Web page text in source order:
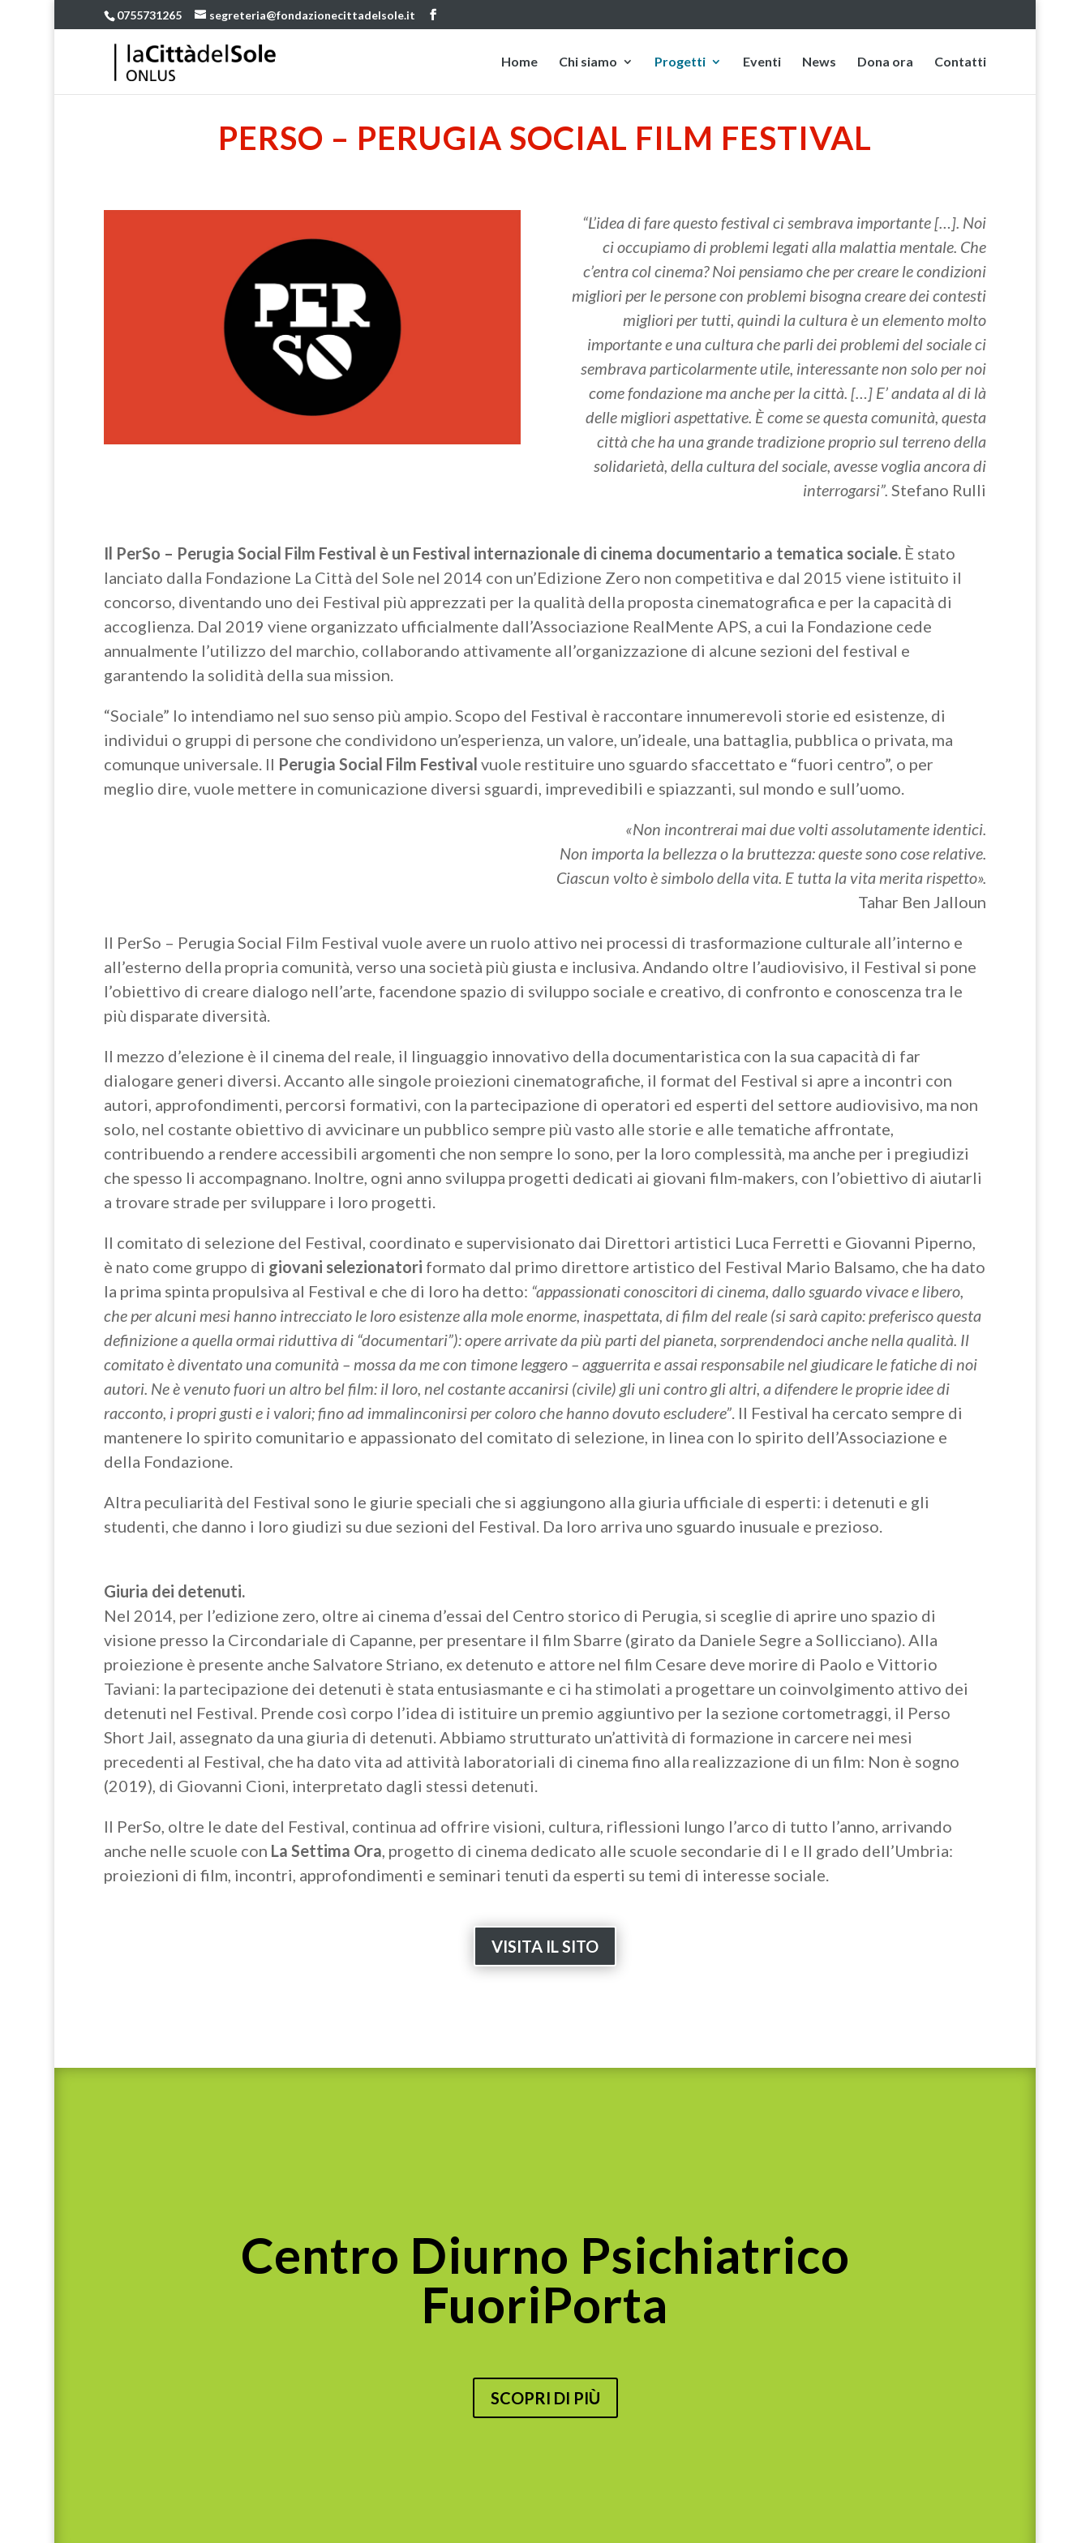
0755731265 segreteria@fondazionecittadelsole.it
Home Chi siamo Progetti Eventi News Dona ora Contatti
PERSO – PERUGIA SOCIAL FILM FESTIVAL
“L’idea di fare questo festival ci sembrava importante […]. Noi
ci occupiamo di problemi legati alla malattia mentale. Che
c’entra col cinema? Noi pensiamo che per creare le condizioni
migliori per le persone con problemi bisogna creare dei contesti
migliori per tutti, quindi la cultura è un elemento molto
importante e una cultura che parli dei problemi del sociale ci
sembrava particolarmente utile, interessante non solo per noi
come fondazione ma anche per la città. […] E’ andata al di là
delle migliori aspettative. È come se questa comunità, questa
città che ha una grande tradizione proprio sul terreno della
solidarietà, della cultura del sociale, avesse voglia ancora di
interrogarsi”. Stefano Rulli
Il PerSo – Perugia Social Film Festival è un Festival internazionale di cinema documentario a tematica sociale.È stato
lanciato dalla Fondazione La Città del Sole nel 2014 con un’Edizione Zero non competitiva e dal 2015 viene istituito il
concorso, diventando uno dei Festival più apprezzati per la qualità della proposta cinematografica e per la capacità di
accoglienza. Dal 2019 viene organizzato ufficialmente dall’Associazione RealMente APS, a cui la Fondazione cede
annualmente l’utilizzo del marchio, collaborando attivamente all’organizzazione di alcune sezioni del festival e
garantendo la solidità della sua mission.
“Sociale” lo intendiamo nel suo senso più ampio. Scopo del Festival è raccontare innumerevoli storie ed esistenze, di
individui o gruppi di persone che condividono un’esperienza, un valore, un’ideale, una battaglia, pubblica o privata, ma
comunque universale. Il Perugia Social Film Festival vuole restituire uno sguardo sfaccettato e “fuori centro”, o per
meglio dire, vuole mettere in comunicazione diversi sguardi, imprevedibili e spiazzanti, sul mondo e sull’uomo.
«Non incontrerai mai due volti assolutamente identici.
Non importa la bellezza o la bruttezza: queste sono cose relative.
Ciascun volto è simbolo della vita. E tutta la vita merita rispetto».
Tahar Ben Jalloun
Il PerSo – Perugia Social Film Festival vuole avere un ruolo attivo nei processi di trasformazione culturale all’interno e
all’esterno della propria comunità, verso una società più giusta e inclusiva. Andando oltre l’audiovisivo, il Festival si pone
l’obiettivo di creare dialogo nell’arte, facendone spazio di sviluppo sociale e creativo, di confronto e conoscenza tra le
più disparate diversità.
Il mezzo d’elezione è il cinema del reale, il linguaggio innovativo della documentaristica con la sua capacità di far
dialogare generi diversi. Accanto alle singole proiezioni cinematografiche, il format del Festival si apre a incontri con
autori, approfondimenti, percorsi formativi, con la partecipazione di operatori ed esperti del settore audiovisivo, ma non
solo, nel costante obiettivo di avvicinare un pubblico sempre più vasto alle storie e alle tematiche affrontate,
contribuendo a rendere accessibili argomenti che non sempre lo sono, per la loro complessità, ma anche per i pregiudizi
che spesso li accompagnano. Inoltre, ogni anno sviluppa progetti dedicati ai giovani film-makers, con l’obiettivo di aiutarli
a trovare strade per sviluppare i loro progetti.
Il comitato di selezione del Festival, coordinato e supervisionato dai Direttori artistici Luca Ferretti e Giovanni Piperno,
è nato come gruppo di giovani selezionatori formato dal primo direttore artistico del Festival Mario Balsamo, che ha dato
la prima spinta propulsiva al Festival e che di loro ha detto: “appassionati conoscitori di cinema, dallo sguardo vivace e libero,
che per alcuni mesi hanno intrecciato le loro esistenze alla mole enorme, inaspettata, di film del reale (si sarà capito: preferisco questa
definizione a quella ormai riduttiva di “documentari”): opere arrivate da più parti del pianeta, sorprendendoci anche nella qualità. Il
comitato è diventato una comunità – mossa da me con timone leggero – agguerrita e assai responsabile nel giudicare le fatiche di noi
autori. Ne è venuto fuori un altro bel film: il loro, nel costante accanirsi (civile) gli uni contro gli altri, a difendere le proprie idee di
racconto, i propri gusti e i valori; fino ad immalinconirsi per coloro che hanno dovuto escludere”. Il Festival ha cercato sempre di
mantenere lo spirito comunitario e appassionato del comitato di selezione, in linea con lo spirito dell’Associazione e
della Fondazione.
Altra peculiarità del Festival sono le giurie speciali che si aggiungono alla giuria ufficiale di esperti: i detenuti e gli
studenti, che danno i loro giudizi su due sezioni del Festival. Da loro arriva uno sguardo inusuale e prezioso.
Giuria dei detenuti.
Nel 2014, per l’edizione zero, oltre ai cinema d’essai del Centro storico di Perugia, si sceglie di aprire uno spazio di
visione presso la Circondariale di Capanne, per presentare il film Sbarre (girato da Daniele Segre a Sollicciano). Alla
proiezione è presente anche Salvatore Striano, ex detenuto e attore nel film Cesare deve morire di Paolo e Vittorio
Taviani: la partecipazione dei detenuti è stata entusiasmante e ci ha stimolati a progettare un coinvolgimento attivo dei
detenuti nel Festival. Prende così corpo l’idea di istituire un premio aggiuntivo per la sezione cortometraggi, il Perso
Short Jail, assegnato da una giuria di detenuti. Abbiamo strutturato un’attività di formazione in carcere nei mesi
precedenti al Festival, che ha dato vita ad attività laboratoriali di cinema fino alla realizzazione di un film: Non è sogno
(2019), di Giovanni Cioni, interpretato dagli stessi detenuti.
Il PerSo, oltre le date del Festival, continua ad offrire visioni, cultura, riflessioni lungo l’arco di tutto l’anno, arrivando
anche nelle scuole con La Settima Ora, progetto di cinema dedicato alle scuole secondarie di I e II grado dell’Umbria:
proiezioni di film, incontri, approfondimenti e seminari tenuti da esperti su temi di interesse sociale.
VISITA IL SITO
Centro Diurno Psichiatrico
FuoriPorta
SCOPRI DI PIÙ